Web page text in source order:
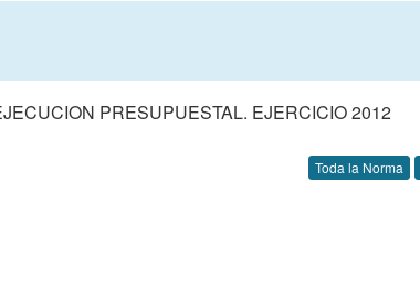
PRESUPUESTAL. EJERCICIO 2012
Toda la Norma